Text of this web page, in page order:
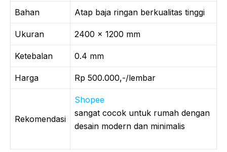
Bahan Atap baja ringan berkualitas tinggi
Ukuran 2400 x 1200 mm
Ketebalan 0.4 mm
Harga Rp 500.000,-/lembar
Rekomendasi
Shopee
sangat cocok untuk rumah dengan
desain modern dan minimalis